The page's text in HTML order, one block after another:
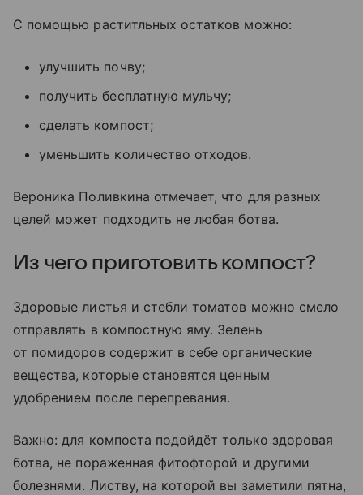
С помощью раститльных остатков можно:
улучшить почву;
получить бесплатную мульчу;
сделать компост;
уменьшить количество отходов.
Вероника Поливкина отмечает, что для разных
целей может подходить не любая ботва.
Из чего приготовить компост?
Здоровые листья и стебли томатов можно смело
отправлять в компостную яму. Зелень
от помидоров содержит в себе органические
вещества, которые становятся ценным
удобрением после перепревания.
Важно: для компоста подойдёт только здоровая
ботва, не пораженная фитофторой и другими
болезнями. Листву, на которой вы заметили пятна,